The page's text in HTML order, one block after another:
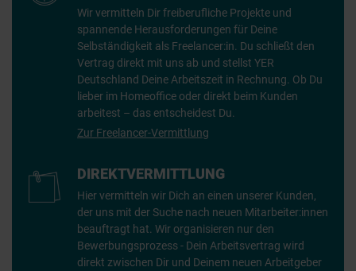
Wir vermitteln Dir freiberufliche Projekte und
spannende Herausforderungen für Deine
Selbständigkeit als Freelancer:in. Du schließt den
Vertrag direkt mit uns ab und stellst YER
Deutschland Deine Arbeitszeit in Rechnung. Ob Du
lieber im Homeoffice oder direkt beim Kunden
arbeitest – das entscheidest Du.
Zur Freelancer-Vermittlung
DIREKTVERMITTLUNG
Hier vermitteln wir Dich an einen unserer Kunden,
der uns mit der Suche nach neuen Mitarbeiter:innen
beauftragt hat. Wir organisieren nur den
Bewerbungsprozess - Dein Arbeitsvertrag wird
direkt zwischen Dir und Deinem neuen Arbeitgeber